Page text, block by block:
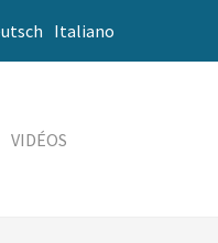
Italiano
VIDÉOS